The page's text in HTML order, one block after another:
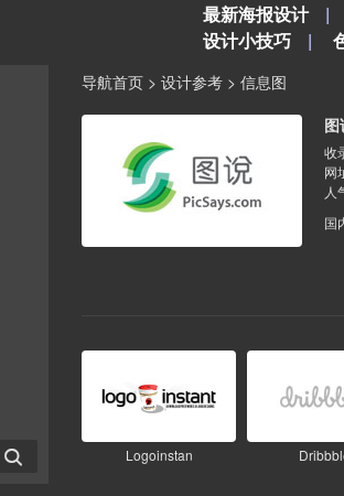
最新海报设计
|
设计小技巧
|

导航首页 > 设计参考 > 信息图
图
收
网
人
国
Logoinstan